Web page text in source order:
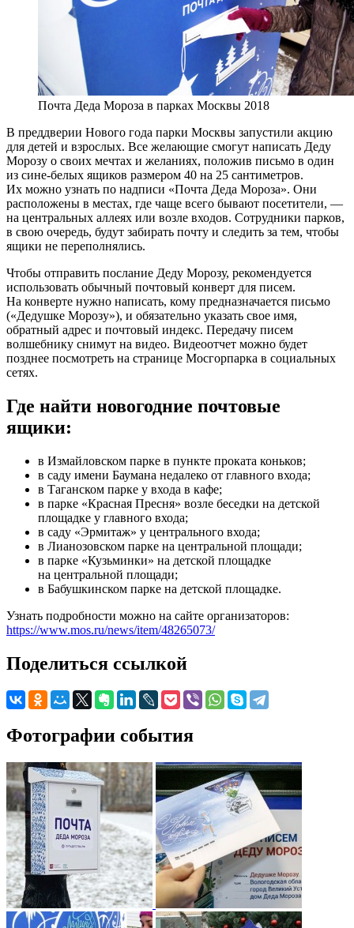
Почта Деда Мороза в парках Москвы 2018
В преддверии Нового года парки Москвы запустили акцию
для детей и взрослых. Все желающие смогут написать Деду
Морозу о своих мечтах и желаниях, положив письмо в один
из сине-белых ящиков размером 40 на 25 сантиметров.
Их можно узнать по надписи «Почта Деда Мороза». Они
расположены в местах, где чаще всего бывают посетители, —
на центральных аллеях или возле входов. Сотрудники парков,
в свою очередь, будут забирать почту и следить за тем, чтобы
ящики не переполнялись.
Чтобы отправить послание Деду Морозу, рекомендуется
использовать обычный почтовый конверт для писем.
На конверте нужно написать, кому предназначается письмо
(«Дедушке Морозу»), и обязательно указать свое имя,
обратный адрес и почтовый индекс. Передачу писем
волшебнику снимут на видео. Видеоотчет можно будет
позднее посмотреть на странице Мосгорпарка в социальных
сетях.
Где найти новогодние почтовые
ящики:
в Измайловском парке в пункте проката коньков;
в саду имени Баумана недалеко от главного входа;
в Таганском парке у входа в кафе;
в парке «Красная Пресня» возле беседки на детской
площадке у главного входа;
в саду «Эрмитаж» у центрального входа;
в Лианозовском парке на центральной площади;
в парке «Кузьминки» на детской площадке
на центральной площади;
в Бабушкинском парке на детской площадке.
Узнать подробности можно на сайте организаторов:
https://www.mos.ru/news/item/48265073/
Поделиться ссылкой
Фотографии события